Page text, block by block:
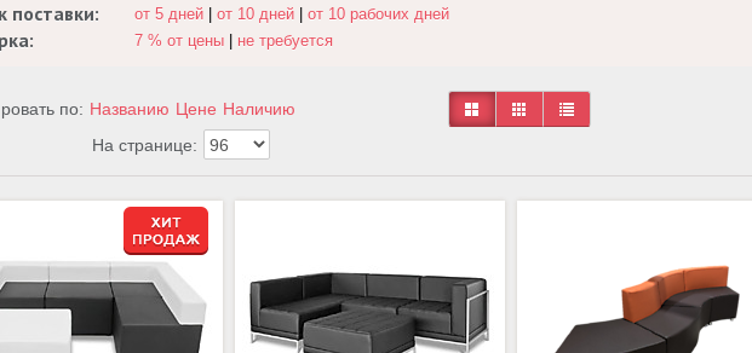
поставки: от 5 дней| от 10 дней| от 10 рабочих дней
7 % от цены| не требуется
по: Названию Цене Наличию
На странице: